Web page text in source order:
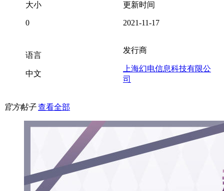
大小
0
更新时间
2021-11-17
语言
中文
发行商
上海幻电信息科技有限公
司
官方帖子 查看全部